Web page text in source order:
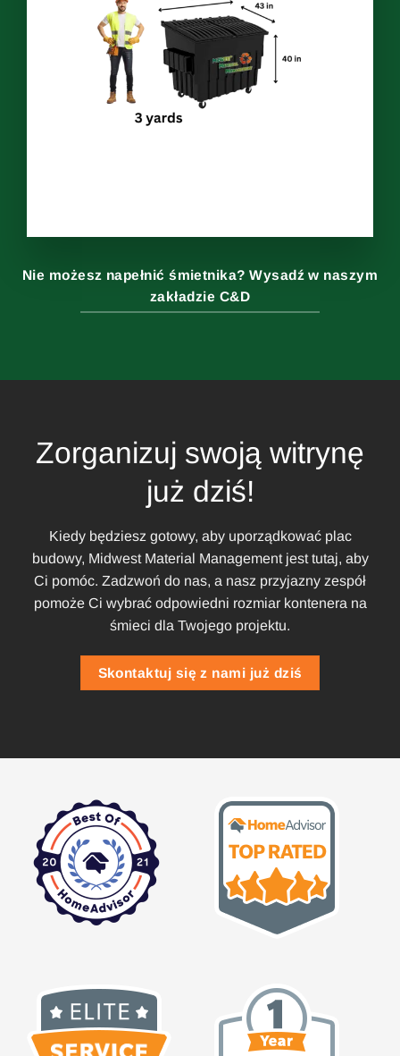
Nie możesz napełnić śmietnika? Wysadź w naszym
zakładzie C&D
Zorganizuj swoją witrynę
już dziś!
Kiedy będziesz gotowy, aby uporządkować plac
budowy, Midwest Material Management jest tutaj, aby
Ci pomóc. Zadzwoń do nas, a nasz przyjazny zespół
pomoże Ci wybrać odpowiedni rozmiar kontenera na
śmieci dla Twojego projektu.
Skontaktuj się z nami już dziś